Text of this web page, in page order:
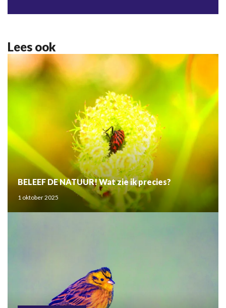
Lees ook
BELEEF DE NATUUR! Wat zie ik precies?
1 oktober 2025